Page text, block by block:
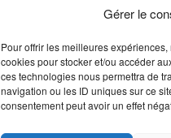
Gérer le
Pour offrir les meilleures
cookies pour stocker et/ou accéder
ces technologies nous permettra de
navigation ou les ID uniques sur ce
consentement peut avoir un effet